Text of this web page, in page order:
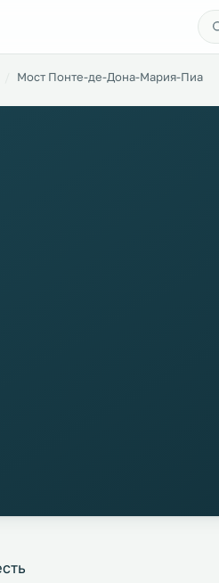
Мост Понте-де-Дона-Мария-Пиа